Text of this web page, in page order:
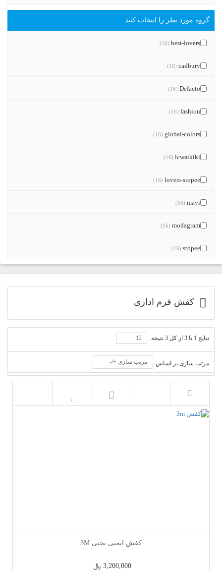
گروه مورد نظر را انتخاب کنید
best-lovers
(16)
cadbury
(16)
Defacto
(16)
fashion
(16)
global-colors
(16)
lcwaikiki
(16)
lovers-stopee
(16)
mavi
(16)
modagram
(16)
stopee
(16)
کفش فرم اداری
نتایج 1 تا 3 از کل 3 نتیجه
مرتب سازی بر اساس مرتب سازی +/-
کفش ایمنی یحیی 3M
3,200,000 ﷼